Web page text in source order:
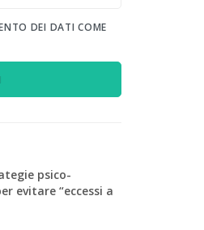
DEI DATI COME
psico-
evitare “eccessi a